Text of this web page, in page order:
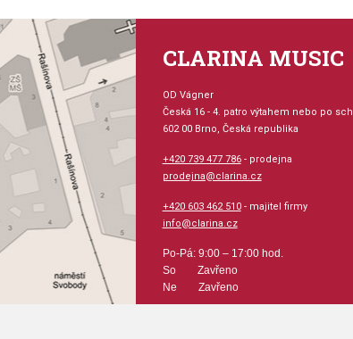
For the
Life Has
The Rainbow
The Road
The Stars
CLARINA MUSIC
OD Vágner
Česká 16 - 4. patro výtahem nebo po
602 00 Brno, Česká republika
+420 739 477 786- prodejna
prodejna@clarina.cz
+420 603 462 510- majitel firmy
info@clarina.cz
Po-Pá: 9:00 – 17:00 hod.
So Zavřeno
Ne Zavřeno